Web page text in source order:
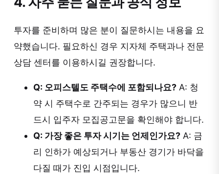
투자를 준비하며 많은 분이 질문하시는 내용을 요
약했습니다. 필요하신 경우 지자체 주택과나 전문
상담 센터를 이용하시길 권장합니다.
Q: 오피스텔도 주택수에 포함되나요? A: 청
약 시 주택수로 간주되는 경우가 많으니 반
드시 입주자 모집공고문을 확인해야 합니다.
Q: 가장 좋은 투자 시기는 언제인가요? A: 금
리 인하가 예상되거나 부동산 경기가 바닥을
다질 때가 진입 시점입니다.